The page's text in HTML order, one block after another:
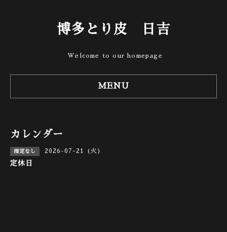
博多とり皮 日吉
Welcome to our homepage
MENU
カレンダー
指定なし 2026-07-21 (火)
定休日